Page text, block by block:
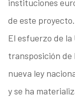
instituciones
de este proyecto.
El esfuerzo de la
transposición de
nueva ley
y se ha